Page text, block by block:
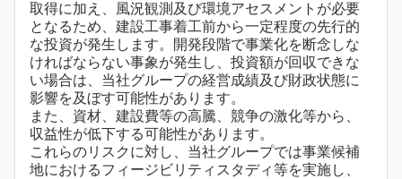
取得に加え、風況観測及び環境アセスメントが必要
となるため、建設工事着工前から一定程度の先行的
な投資が発生します。開発段階で事業化を断念しな
ければならない事象が発生し、投資額が回収できな
い場合は、当社グループの経営成績及び財政状態に
影響を及ぼす可能性があります。
また、資材、建設費等の高騰、競争の激化等から、
収益性が低下する可能性があります。
これらのリスクに対し、当社グループでは事業候補
地におけるフィージビリティスタディ等を実施し、